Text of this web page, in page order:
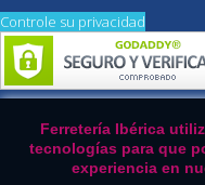
Ferretería Ibérica
tecnologías para que
experiencia en
Controle su privacidad